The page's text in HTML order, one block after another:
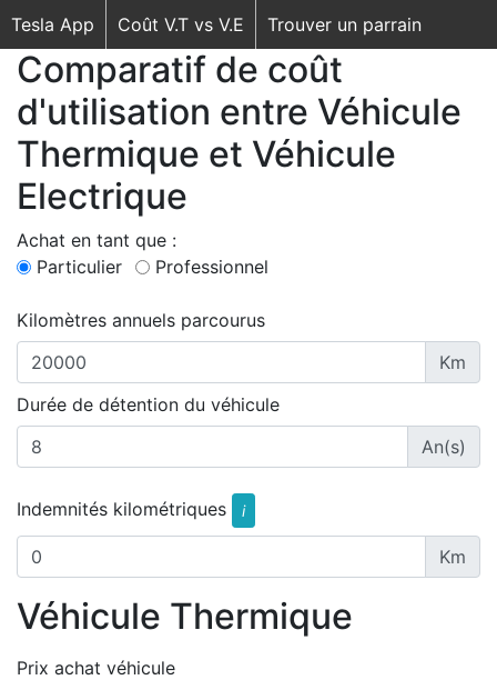
Tesla App Coût V.T vs V.E Trouver un parrain
Comparatif de coût
d'utilisation entre Véhicule
Thermique et Véhicule
Electrique
Achat en tant que :
Particulier
Professionnel
Kilomètres annuels parcourus
Km
Durée de détention du véhicule
An(s)
Indemnités kilométriques i
Km
Véhicule Thermique
Prix achat véhicule